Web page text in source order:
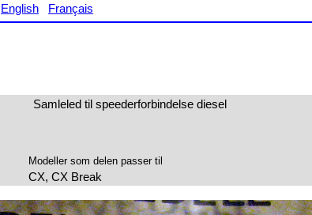
English Français
Samleled til speederforbindelse diesel
Modeller som delen passer til
CX, CX Break